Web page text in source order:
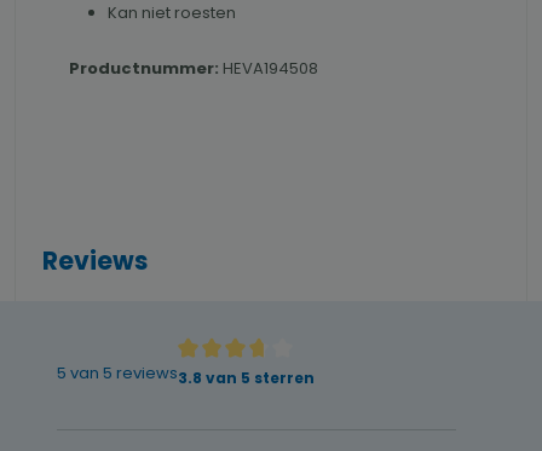
Kan niet roesten
Productnummer: HEVA194508
Reviews
5 van 5 reviewsGemiddelde waardering van 3.8 van 5 sterren
3.8 van 5 sterren